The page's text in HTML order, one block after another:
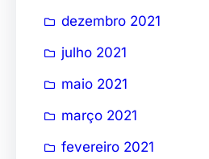
dezembro 2021
julho 2021
maio 2021
março 2021
fevereiro 2021